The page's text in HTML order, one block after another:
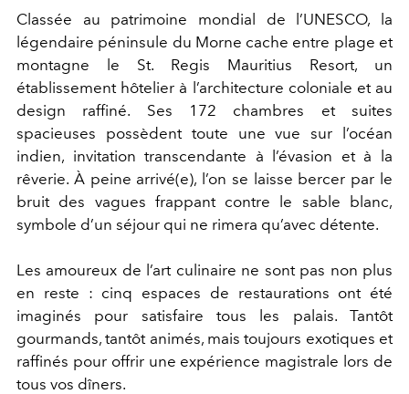
Classée au patrimoine mondial de l’UNESCO, la
légendaire péninsule du Morne cache entre plage et
montagne le St. Regis Mauritius Resort, un
établissement hôtelier à l’architecture coloniale et au
design raffiné. Ses 172 chambres et suites
spacieuses possèdent toute une vue sur l’océan
indien, invitation transcendante à l’évasion et à la
rêverie. À peine arrivé(e), l’on se laisse bercer par le
bruit des vagues frappant contre le sable blanc,
symbole d’un séjour qui ne rimera qu’avec détente.
Les amoureux de l’art culinaire ne sont pas non plus
en reste : cinq espaces de restaurations ont été
imaginés pour satisfaire tous les palais. Tantôt
gourmands, tantôt animés, mais toujours exotiques et
raffinés pour offrir une expérience magistrale lors de
tous vos dîners.